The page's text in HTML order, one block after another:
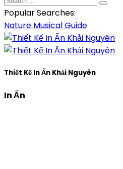
Popular Searches:
Nature MusicalGuide
Thiết Kế In Ấn Khải Nguyên
In Ấn